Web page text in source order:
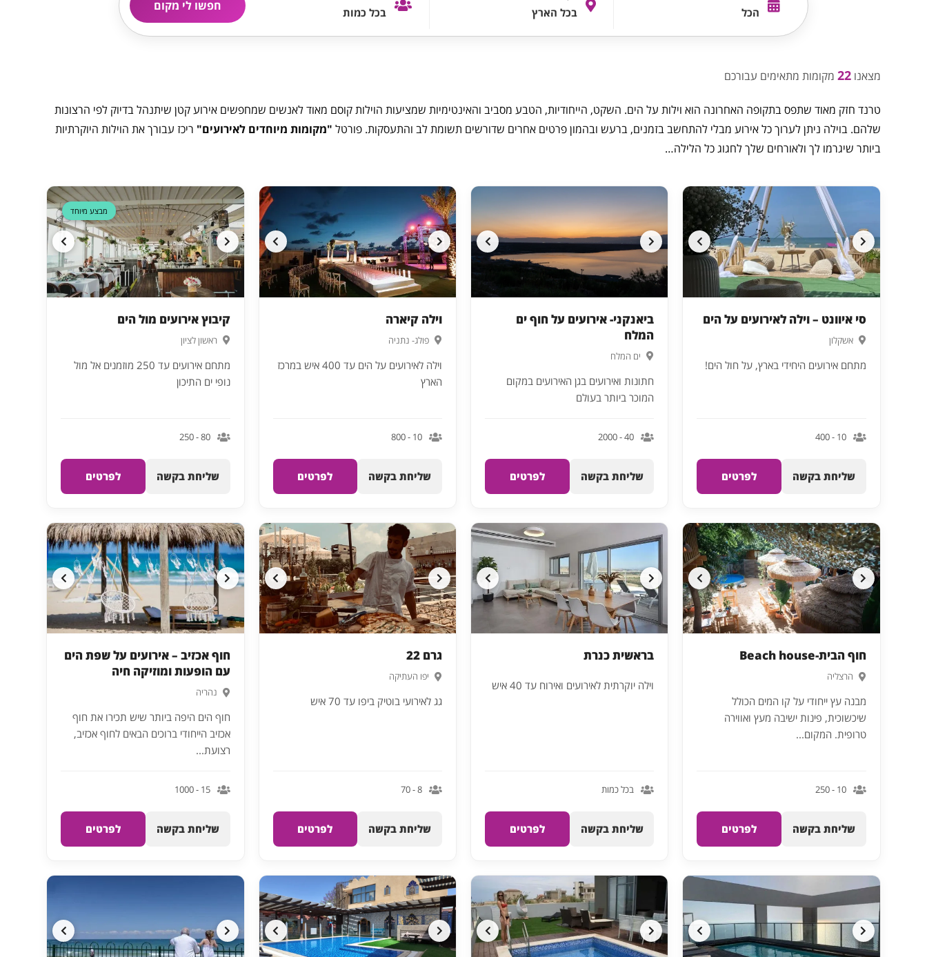
הכל בכל הארץ בכל כמות חפשו לי מקום
מצאנו22 מקומות מתאימים עבורכם
טרנד חזק מאוד שתפס בתקופה האחרונה הוא וילות על הים. השקט, הייחודיות, הטבע מסביב והאינטימיות שמציעות הוילות קוסם מאוד לאנשים שמחפשים אירוע קטן שיתנהל בדיוק לפי הרצונות
שלהם. בוילה ניתן לערוך כל אירוע מבלי להתחשב בזמנים, ברעש ובהמון פרטים אחרים שדורשים תשומת לב והתעסקות. פורטל "מקומות מיוחדים לאירועים" ריכז עבורך את הוילות היוקרתיות
ביותר שיגרמו לך ולאורחים שלך לחגוג כל הלילה…
סי איוונט – וילה לאירועים על הים
אשקלון
מתחם אירועים היחידי בארץ, על חול הים!
10 - 400
שליחת בקשה לפרטים
ביאנקני- אירועים על חוף ים
המלח
ים המלח
חתונות ואירועים בגן האירועים במקום
המוכר ביותר בעולם
40 - 2000
שליחת בקשה לפרטים
וילה קיארה
פולג- נתניה
וילה לאירועים על הים עד 400 איש במרכז
הארץ
10 - 800
שליחת בקשה לפרטים
דקה 90
מבצע מיוחד
קיבוץ אירועים מול הים
ראשון לציון
מתחם אירועים עד 250 מוזמנים אל מול
נופי ים התיכון
80 - 250
שליחת בקשה לפרטים
חוף הבית-Beach house
הרצליה
מבנה עץ ייחודי על קו המים הכולל
שיכשוכית, פינות ישיבה מעץ ואווירה
טרופית. המקום...
10 - 250
שליחת בקשה לפרטים
בראשית כנרת
וילה יוקרתית לאירועים ואירוח עד 40 איש
בכל כמות
שליחת בקשה לפרטים
גרם 22
יפו העתיקה
גג לאירועי בוטיק ביפו עד 70 איש
8 - 70
שליחת בקשה לפרטים
חוף אכזיב – אירועים על שפת הים
עם הופעות ומוזיקה חיה
נהריה
חוף הים היפה ביותר שיש תכירו את חוף
אכזיב הייחודי ברוכים הבאים לחוף אכזיב,
רצועת...
15 - 1000
שליחת בקשה לפרטים